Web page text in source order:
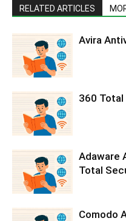
RELATED ARTICLES
Avira
360 Total
Adaware
Total
Comodo